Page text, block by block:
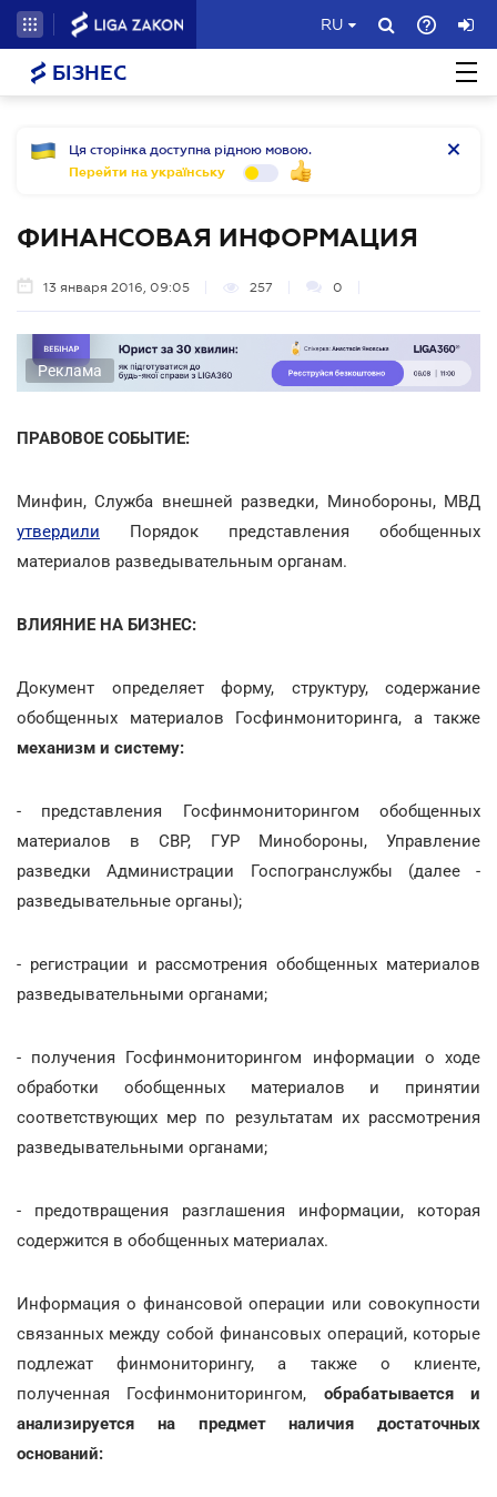
RU
БІЗНЕС
Ця сторінка доступна рідною мовою.
Перейти на українську
ФИНАНСОВАЯ ИНФОРМАЦИЯ
13 января 2016, 09:05 257 0
Реклама
ПРАВОВОЕ СОБЫТИЕ:
Минфин, Служба внешней разведки, Минобороны, МВД
утвердили Порядок представления обобщенных
материалов разведывательным органам.
ВЛИЯНИЕ НА БИЗНЕС:
Документ определяет форму, структуру, содержание
обобщенных материалов Госфинмониторинга, а также
механизм и систему:
- представления Госфинмониторингом обобщенных
материалов в СВР, ГУР Минобороны, Управление
разведки Администрации Госпогранслужбы (далее -
разведывательные органы);
- регистрации и рассмотрения обобщенных материалов
разведывательными органами;
- получения Госфинмониторингом информации о ходе
обработки обобщенных материалов и принятии
соответствующих мер по результатам их рассмотрения
разведывательными органами;
- предотвращения разглашения информации, которая
содержится в обобщенных материалах.
Информация о финансовой операции или совокупности
связанных между собой финансовых операций, которые
подлежат финмониторингу, а также о клиенте,
полученная Госфинмониторингом, обрабатывается и
анализируется на предмет наличия достаточных
оснований: